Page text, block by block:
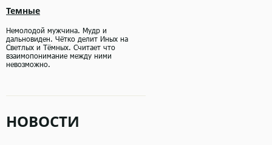
Темные
Немолодой мужчина. Мудр и
дальновиден. Чётко делит Иных на
Светлых и Тёмных. Считает что
взаимопонимание между ними
невозможно.
НОВОСТИ